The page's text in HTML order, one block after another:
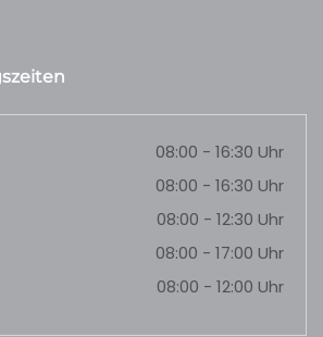
08:00 - 16:30 Uhr
08:00 - 16:30 Uhr
08:00 - 12:30 Uhr
08:00 - 17:00 Uhr
08:00 - 12:00 Uhr